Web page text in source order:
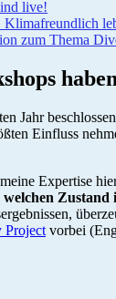
live!
zum Thema
Jahr
Einfluss
Expertise
Zustand
Project vorbei